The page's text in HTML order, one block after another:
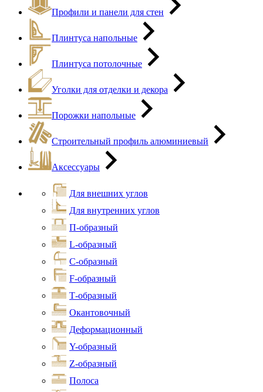
Профили и панели для стен
Плинтуса напольные
Плинтуса потолочные
Уголки для отделки и декора
Порожки напольные
Строительный профиль алюминиевый
Аксессуары
Для внешних углов
Для внутренних углов
П-образный
L-образный
С-образный
F-образный
Т-образный
Окантовочный
Деформационный
Y-образный
Z-образный
Полоса